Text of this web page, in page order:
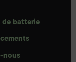
de batterie
nous